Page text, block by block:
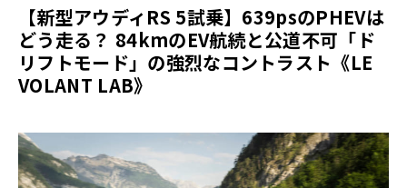
【新型アウディRS 5試乗】639psのPHEVは
どう走る？ 84kmのEV航続と公道不可「ド
リフトモード」の強烈なコントラスト《LE
VOLANT LAB》